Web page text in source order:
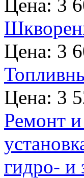
Цена: 3
Цена: 3
Цена: 3
Ремонт и
гидро- и